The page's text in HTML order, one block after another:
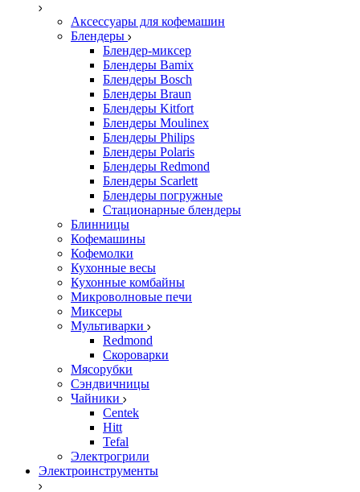
Аксессуары для кофемашин
Блендеры
Блендер-миксер
Блендеры Bamix
Блендеры Bosch
Блендеры Braun
Блендеры Kitfort
Блендеры Moulinex
Блендеры Philips
Блендеры Polaris
Блендеры Redmond
Блендеры Scarlett
Блендеры погружные
Стационарные блендеры
Блинницы
Кофемашины
Кофемолки
Кухонные весы
Кухонные комбайны
Микроволновые печи
Миксеры
Мультиварки
Redmond
Скороварки
Мясорубки
Сэндвичницы
Чайники
Centek
Hitt
Tefal
Электрогрили
Электроинструменты